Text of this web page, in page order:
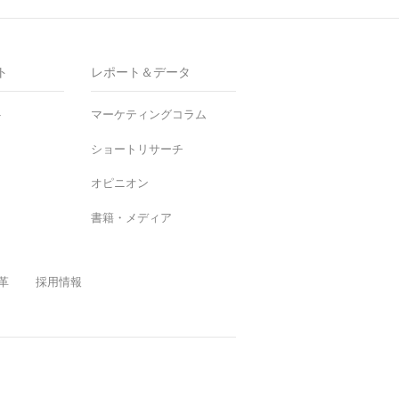
レポート＆データ
マーケティングコラム
ショートリサーチ
オピニオン
書籍・メディア
採用情報